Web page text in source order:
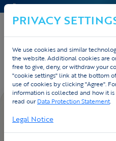
Home Contact FAQ
Hoe geef ik mijn
PRIVACY
We use cookies and similar
the website. Additional cookies are
free to give, deny, or withdraw your
"cookie settings" link at the bottom
use of cookies by clicking "Agree".
information is collected and how it
read ourData Protection Statement.
Legal Notice